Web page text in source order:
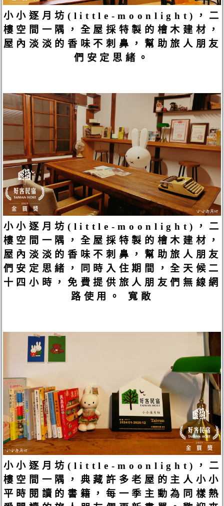
小小逐月坊(little-moonlight)，二
樓空間一隅，全屋採特製的檜木建材，
屋內淡淡的香味不刺鼻，幫助旅人朋友
們安定思緒。
小小逐月坊(little-moonlight)，二
樓空間一隅，全屋採特製的檜木建材，
屋內淡淡的香味不刺鼻，幫助旅人朋友
們安定思緒，同時入住期間，全天候二
十四小時，免費提供旅人朋友們無線網
路使用。 寬敞
小小逐月坊(little-moonlight)，二
樓空間一隅，典藏許多老屋的主人小小
平時閱讀的書籍，每一季主動為同樣熱